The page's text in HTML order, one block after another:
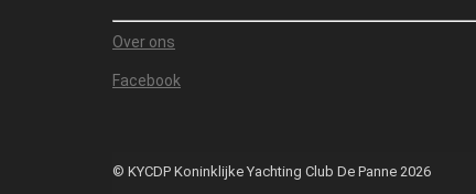
Over ons
Facebook
© KYCDP Koninklijke Yachting Club De Panne 2026